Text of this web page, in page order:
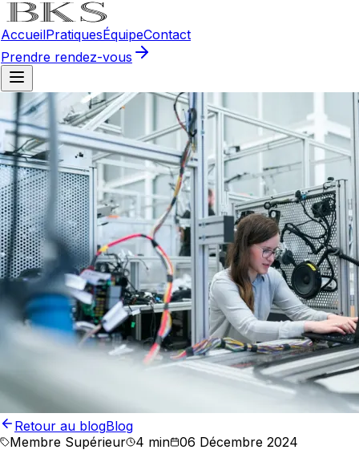
AccueilPratiquesÉquipeContact
Prendre rendez-vous
Retour au blogBlog
Membre Supérieur
4 min 06 Décembre 2024